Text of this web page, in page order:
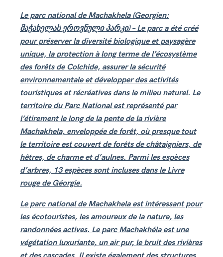
Le parc national de Machakhela (Georgien:
მაჭახელას ეროვნული პარკი) – Le parc a été créé
pour préserver la diversité biologique et paysagère
unique, la protection à long terme de l’écosystème
des forêts de Colchide, assurer la sécurité
environnementale et développer des activités
touristiques et récréatives dans le milieu naturel. Le
territoire du Parc National est représenté par
l’étirement le long de la pente de la rivière
Machakhela, enveloppée de forêt, où presque tout
le territoire est couvert de forêts de châtaigniers, de
hêtres, de charme et d’aulnes. Parmi les espèces
d’arbres, 13 espèces sont incluses dans le Livre
rouge de Géorgie.
Le parc national de Machakhela est intéressant pour
les écotouristes, les amoureux de la nature, les
randonnées actives. Le parc Machakhéla est une
végétation luxuriante, un air pur, le bruit des rivières